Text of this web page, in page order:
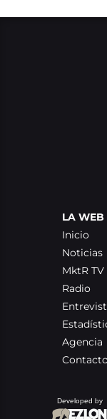
LA WEB
Inicio
Noticias
MktR TV
Radio
Agencia
Developed by